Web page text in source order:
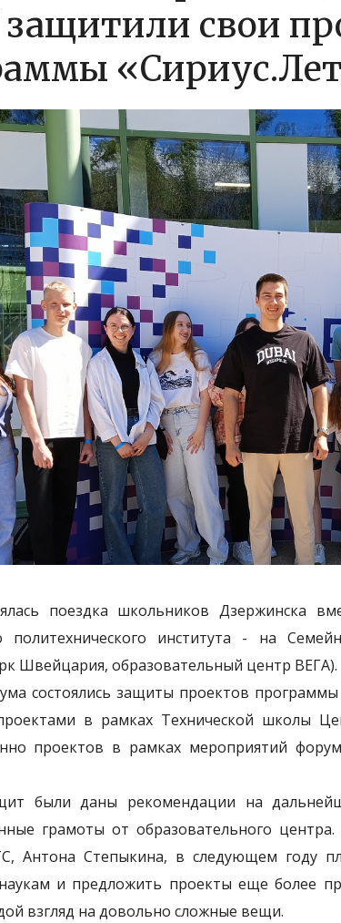
свои
поездка школьников Дзержинска
политехнического института - на
Швейцария, образовательный центр ВЕГА).
состоялись защиты проектов
в рамках Технической школы
проектов в рамках мероприятий
были даны рекомендации на
грамоты от образовательного
Антона Степыкина, в следующем году
и предложить проекты еще более
взгляд на довольно сложные вещи.